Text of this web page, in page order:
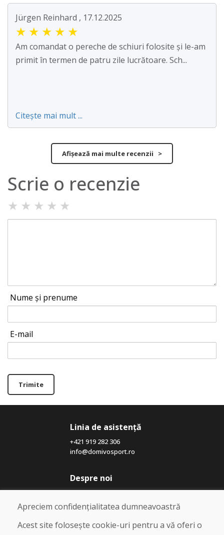
Jürgen Reinhard , 17.12.2025
★ ★ ★ ★ ★
Am comandat o pereche de schiuri folosite și le-am
primit în termen de patru zile lucrătoare. Sch...
Citește mai mult ...
Afișează mai multe recenzii >
Scrie o recenzie
★ ★ ★ ★ ★
Nume și prenume
E-mail
Trimite
Linia de asistență
+421 919 282 306
info@domivosport.ro
Despre noi
Blog
Despre noi
Magazin
Contact
Apreciem confidențialitatea dumneavoastră
Acest site folosește cookie-uri pentru a vă oferi o